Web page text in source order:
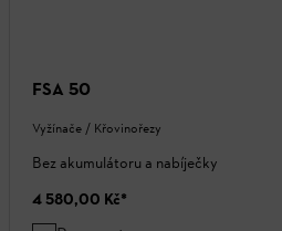
FSA 50
Vyžínače / Křovinořezy
Bez akumulátoru a nabíječky
4 580,00 Kč*